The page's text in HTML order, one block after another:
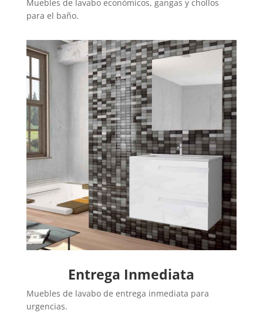
Muebles de lavabo económicos, gangas y chollos
para el baño.
Entrega Inmediata
Muebles de lavabo de entrega inmediata para
urgencias.